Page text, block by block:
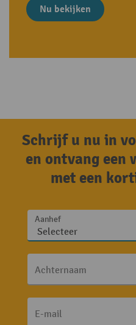
Nu bekijken
Schrijf u nu in
en ontvang een
met een
Aanhef
Achternaam
E-mail